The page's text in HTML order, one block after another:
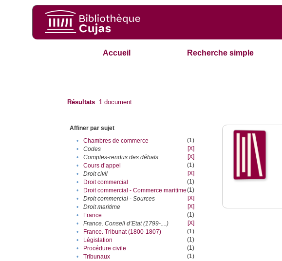
Accueil Recherche simple
Résultats 1 document
Affiner par sujet
•
Chambres de commerce
(1)
•
Codes
[X]
•
Comptes-rendus des débats
[X]
•
Cours d’appel
(1)
•
Droit civil
[X]
•
Droit commercial
(1)
•
Droit commercial - Commerce maritime(1)
•
Droit commercial - Sources
[X]
•
Droit maritime
[X]
•
France
(1)
•
France. Conseil d’Etat (1799-....)
[X]
•
France. Tribunat (1800-1807)
(1)
•
Législation
(1)
•
Procédure civile
(1)
•
Tribunaux
(1)